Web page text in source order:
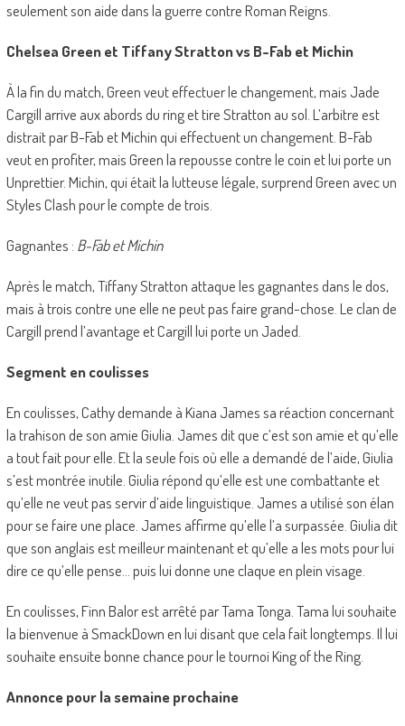
seulement son aide dans la guerre contre Roman Reigns.
Chelsea Green et Tiffany Stratton vs B-Fab et Michin
À la fin du match, Green veut effectuer le changement, mais Jade
Cargill arrive aux abords du ring et tire Stratton au sol. L’arbitre est
distrait par B-Fab et Michin qui effectuent un changement. B-Fab
veut en profiter, mais Green la repousse contre le coin et lui porte un
Unprettier. Michin, qui était la lutteuse légale, surprend Green avec un
Styles Clash pour le compte de trois.
Gagnantes : B-Fab et Michin
Après le match, Tiffany Stratton attaque les gagnantes dans le dos,
mais à trois contre une elle ne peut pas faire grand-chose. Le clan de
Cargill prend l’avantage et Cargill lui porte un Jaded.
Segment en coulisses
En coulisses, Cathy demande à Kiana James sa réaction concernant
la trahison de son amie Giulia. James dit que c’est son amie et qu’elle
a tout fait pour elle. Et la seule fois où elle a demandé de l’aide, Giulia
s’est montrée inutile. Giulia répond qu’elle est une combattante et
qu’elle ne veut pas servir d’aide linguistique. James a utilisé son élan
pour se faire une place. James affirme qu’elle l’a surpassée. Giulia dit
que son anglais est meilleur maintenant et qu’elle a les mots pour lui
dire ce qu’elle pense… puis lui donne une claque en plein visage.
En coulisses, Finn Balor est arrêté par Tama Tonga. Tama lui souhaite
la bienvenue à SmackDown en lui disant que cela fait longtemps. Il lui
souhaite ensuite bonne chance pour le tournoi King of the Ring.
Annonce pour la semaine prochaine